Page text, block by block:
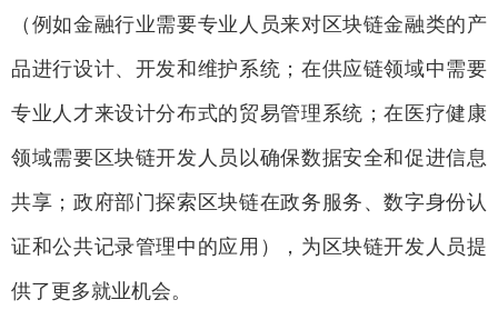
（例如金融行业需要专业人员来对区块链金融类的产
品进行设计、开发和维护系统；在供应链领域中需要
专业人才来设计分布式的贸易管理系统；在医疗健康
领域需要区块链开发人员以确保数据安全和促进信息
共享；政府部门探索区块链在政务服务、数字身份认
证和公共记录管理中的应用），为区块链开发人员提
供了更多就业机会。